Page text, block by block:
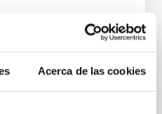
Acerca de las cookies